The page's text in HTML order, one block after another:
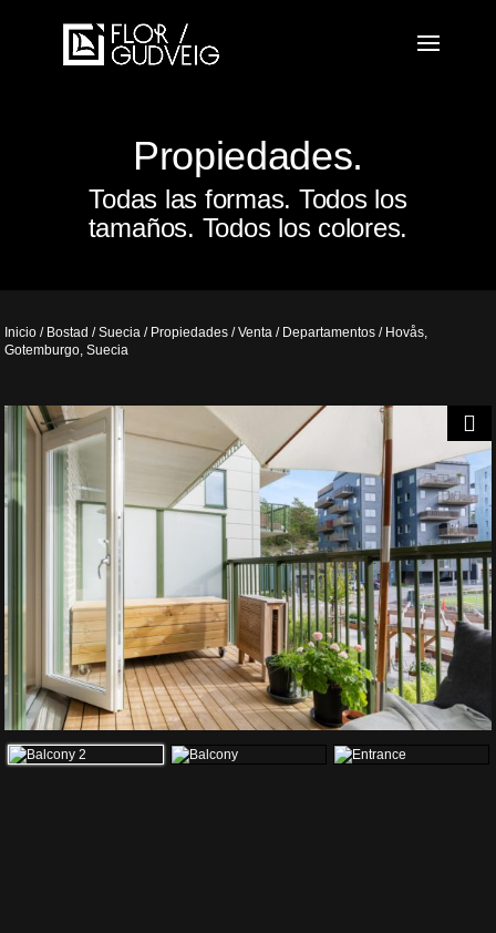
Propiedades.
Todas las formas. Todos los
tamaños. Todos los colores.
Inicio / Bostad /Suecia / Propiedades /Venta / Departamentos / Hovås,
Gotemburgo, Suecia